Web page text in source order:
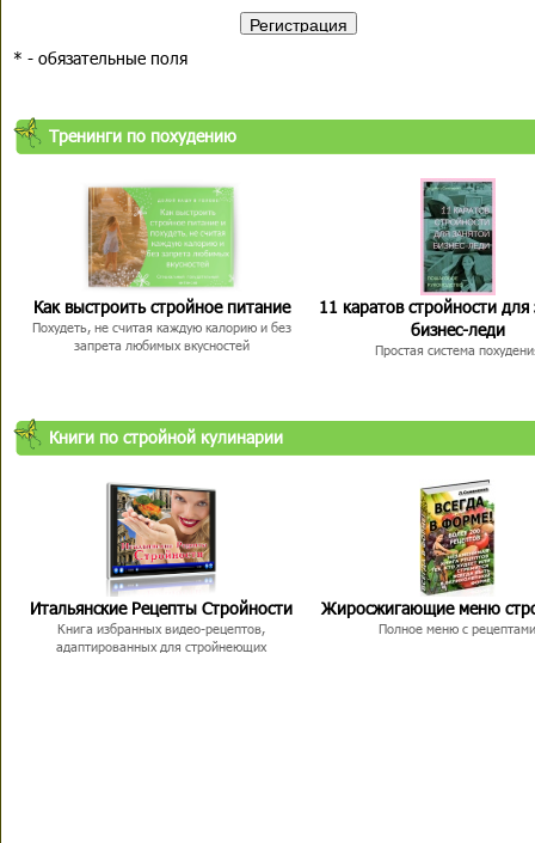
* - обязательные поля
Тренинги по похудению
Как выстроить стройное питание
Похудеть, не считая каждую калорию и без
запрета любимых вкусностей
11 каратов стройности для
бизнес-леди
Простая система
Книги по стройной кулинарии
Итальянские Рецепты Стройности
Книга избранных видео-рецептов,
адаптированных для стройнеющих
Жиросжигающие меню
Полное меню с рецептами